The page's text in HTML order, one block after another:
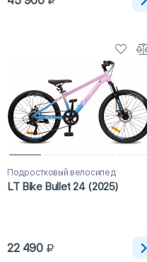
Подростковый велосипед
LT Bike Bullet 24 (2025)
22 490